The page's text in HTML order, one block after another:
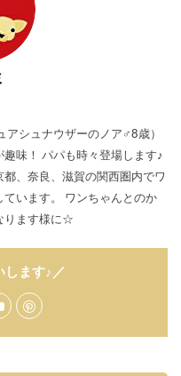
アシュナウザーのノア♂8歳）
味！ パパも時々登場します♪
、奈良、滋賀の関西圏内でワ
います。 ワンちゃんとのか
ります様に☆
します♪／